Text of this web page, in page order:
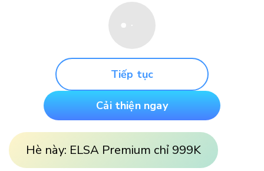
Tiếp tục
Cải thiện ngay
Hè này: ELSA Premium chỉ 999K